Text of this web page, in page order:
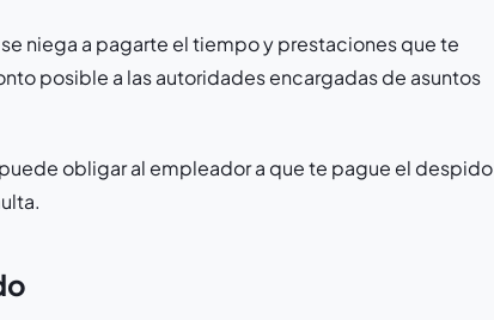
niega a pagarte el tiempo y prestaciones que te
posible a las autoridades encargadas de asuntos
obligar al empleador a que te pague el despido